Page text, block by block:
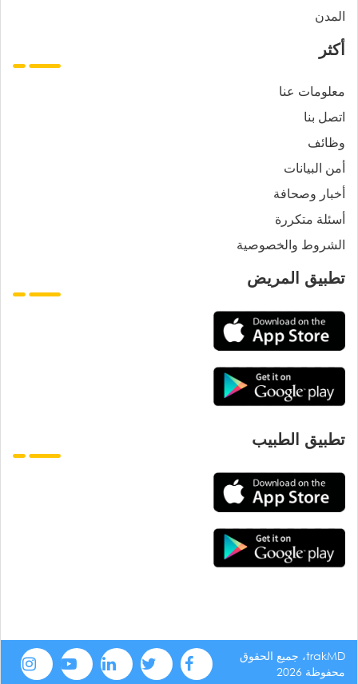
المدن
أكثر
معلومات عنا
اتصل بنا
وظائف
أمن البيانات
أخبار وصحافة
أسئلة متكررة
الشروط والخصوصية
تطبيق المريض
تطبيق الطبيب
trakMD، جميع الحقوق
محفوظة 2026